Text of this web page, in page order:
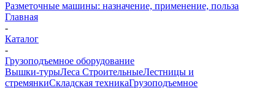
Разметочные машины: назначение, применение, польза
Главная
-
Каталог
-
Грузоподъемное оборудование
Вышки-турыЛеса СтроительныеЛестницы и
стремянкиСкладская техникаГрузоподъемное